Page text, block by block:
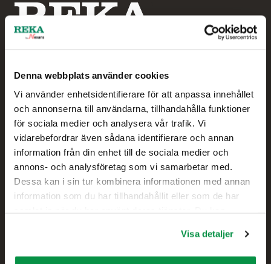
Denna webbplats använder cookies
Vi använder enhetsidentifierare för att anpassa innehållet
och annonserna till användarna, tillhandahålla funktioner
för sociala medier och analysera vår trafik. Vi
vidarebefordrar även sådana identifierare och annan
information från din enhet till de sociala medier och
annons- och analysföretag som vi samarbetar med.
Dessa kan i sin tur kombinera informationen med annan
information som du har tillhandahållit eller som de har
inställningarna från Information om kakor (cookies)-
länken i nedre delen av sidan.
Visa detaljer
Reka by Nexans
Hampus Sjögren
Försäljningschef
+46 738 414 026
Tekniskt kundstöd